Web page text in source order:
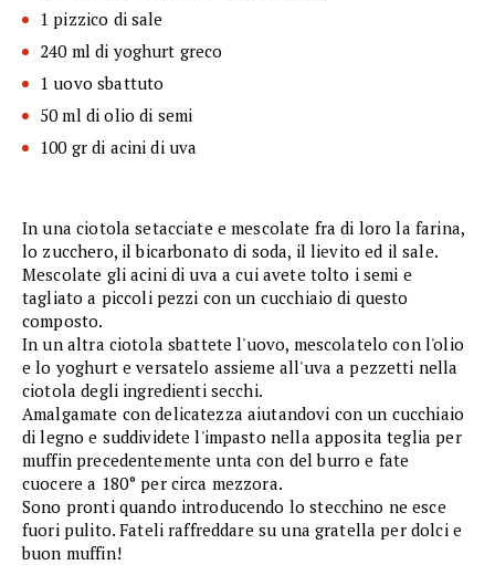
1 pizzico di sale
240 ml di yoghurt greco
1 uovo sbattuto
50 ml di olio di semi
100 gr di acini di uva
In una ciotola setacciate e mescolate fra di loro la farina,
lo zucchero, il bicarbonato di soda, il lievito ed il sale.
Mescolate gli acini di uva a cui avete tolto i semi e
tagliato a piccoli pezzi con un cucchiaio di questo
composto.
In un altra ciotola sbattete l'uovo, mescolatelo con l'olio
e lo yoghurt e versatelo assieme all'uva a pezzetti nella
ciotola degli ingredienti secchi.
Amalgamate con delicatezza aiutandovi con un cucchiaio
di legno e suddividete l'impasto nella apposita teglia per
muffin precedentemente unta con del burro e fate
cuocere a 180° per circa mezzora.
Sono pronti quando introducendo lo stecchino ne esce
fuori pulito. Fateli raffreddare su una gratella per dolci e
buon muffin!